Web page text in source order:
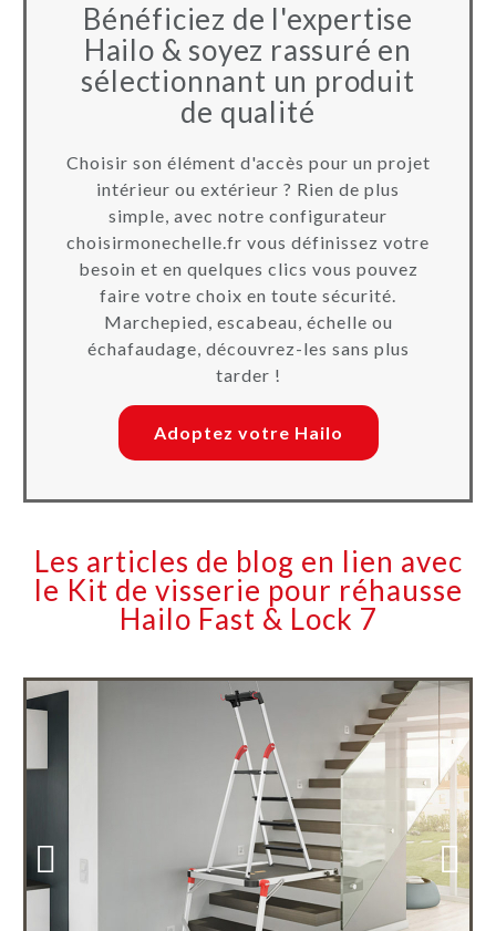
Bénéficiez de l'expertise
Hailo & soyez rassuré en
sélectionnant un produit
de qualité
Choisir son élément d'accès pour un projet
intérieur ou extérieur ? Rien de plus
simple, avec notre configurateur
choisirmonechelle.fr vous définissez votre
besoin et en quelques clics vous pouvez
faire votre choix en toute sécurité.
Marchepied, escabeau, échelle ou
échafaudage, découvrez-les sans plus
tarder !
Adoptez votre Hailo
Les articles de blog en lien avec
le Kit de visserie pour réhausse
Hailo Fast & Lock 7